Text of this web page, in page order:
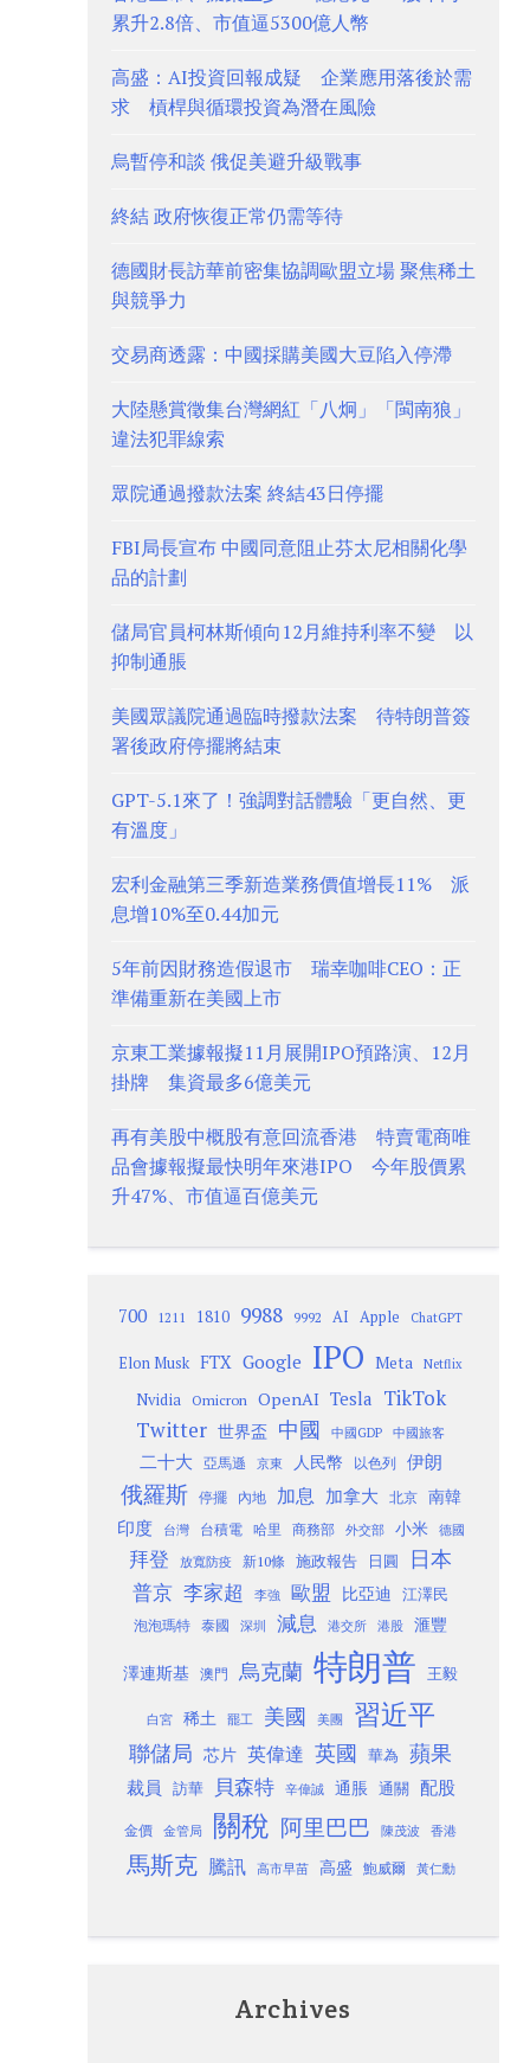
累升2.8倍、市值逼5300億人幣
高盛：AI投資回報成疑 企業應用落後於需
求 槓桿與循環投資為潛在風險
烏暫停和談 俄促美避升級戰事
終結 政府恢復正常仍需等待
德國財長訪華前密集協調歐盟立場 聚焦稀土
與競爭力
交易商透露：中國採購美國大豆陷入停滯
大陸懸賞徵集台灣網紅「八炯」「閩南狼」
違法犯罪線索
眾院通過撥款法案 終結43日停擺
FBI局長宣布 中國同意阻止芬太尼相關化學
品的計劃
儲局官員柯林斯傾向12月維持利率不變 以
抑制通脹
美國眾議院通過臨時撥款法案 待特朗普簽
署後政府停擺將結束
GPT-5.1來了！強調對話體驗「更自然、更
有溫度」
宏利金融第三季新造業務價值增長11% 派
息增10%至0.44加元
5年前因財務造假退市 瑞幸咖啡CEO：正
準備重新在美國上市
京東工業據報擬11月展開IPO預路演、12月
掛牌 集資最多6億美元
再有美股中概股有意回流香港 特賣電商唯
品會據報擬最快明年來港IPO 今年股價累
升47%、市值逼百億美元
700 1211 1810 9988 9992 AI Apple ChatGPT
Elon Musk FTX Google IPO Meta Netflix
Nvidia Omicron OpenAI Tesla TikTok
Twitter 世界盃 中國 中國GDP 中國旅客
二十大 亞馬遜 京東 人民幣 以色列 伊朗
俄羅斯 停擺 內地 加息 加拿大 北京
南韓
印度
台灣 台積電 哈里 商務部 外交部 小米 德國
拜登 放寬防疫 新10條 施政報告 日圓 日本
普京 李家超 李強 歐盟 比亞迪 江澤民
泡泡瑪特 泰國 深圳 減息 港交所 港股 滙豐
澤連斯基 澳門 烏克蘭 特朗普 王毅
白宮 稀土 罷工 美國 美團 習近平
聯儲局 芯片 英偉達 英國 華為 蘋果
裁員 訪華 貝森特 辛偉誠 通脹 通關 配股
金價 金管局 關稅 阿里巴巴 陳茂波 香港
馬斯克 騰訊 高市早苗 高盛 鮑威爾 黃仁勳
Archives